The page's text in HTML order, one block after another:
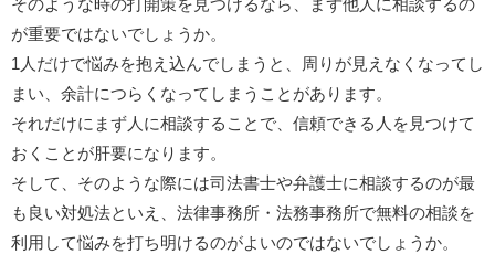
そのような時の打開策を見つけるなら、まず他人に相談するの
が重要ではないでしょうか。
1人だけで悩みを抱え込んでしまうと、周りが見えなくなってし
まい、余計につらくなってしまうことがあります。
それだけにまず人に相談することで、信頼できる人を見つけて
おくことが肝要になります。
そして、そのような際には司法書士や弁護士に相談するのが最
も良い対処法といえ、法律事務所・法務事務所で無料の相談を
利用して悩みを打ち明けるのがよいのではないでしょうか。